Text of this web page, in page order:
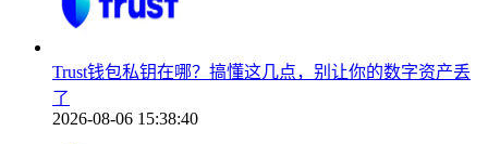
Trust钱包私钥在哪？搞懂这几点，别让你的数字资产丢
了
2026-08-06 15:38:40